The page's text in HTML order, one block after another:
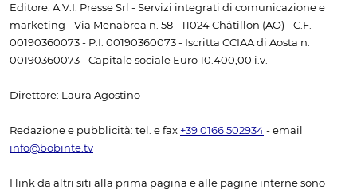
Editore: A.V.I. Presse Srl - Servizi integrati di comunicazione e
marketing - Via Menabrea n. 58 - 11024 Châtillon (AO) - C.F.
00190360073 - P.I. 00190360073 - Iscritta CCIAA di Aosta n.
00190360073 - Capitale sociale Euro 10.400,00 i.v.
Direttore: Laura Agostino
Redazione e pubblicità: tel. e fax +39 0166 502934 - email
info@bobinte.tv
I link da altri siti alla prima pagina e alle pagine interne sono